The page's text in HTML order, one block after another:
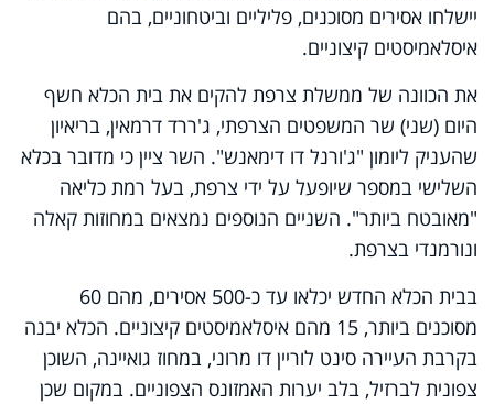
יישלחו אסירים מסוכנים, פליליים וביטחוניים, בהם
איסלאמיסטים קיצוניים.
את הכוונה של ממשלת צרפת להקים את בית הכלא חשף
היום (שני) שר המשפטים הצרפתי, ג'ררד דרמאין, בריאיון
שהעניק ליומון "ג'ורנל דו דימאנש". השר ציין כי מדובר בכלא
השלישי במספר שיופעל על ידי צרפת, בעל רמת כליאה
"מאובטח ביותר". השניים הנוספים נמצאים במחוזות קאלה
ונורמנדי בצרפת.
בבית הכלא החדש יכלאו עד כ-500 אסירים, מהם 60
מסוכנים ביותר, 15 מהם איסלאמיסטים קיצוניים. הכלא יבנה
בקרבת העיירה סינט לוריין דו מרוני, במחוז גואיינה, השוכן
צפונית לברזיל, בלב יערות האמזונס הצפוניים. במקום שכן